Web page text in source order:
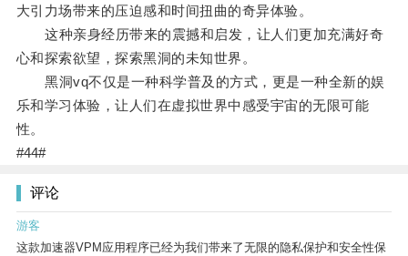
大引力场带来的压迫感和时间扭曲的奇异体验。
这种亲身经历带来的震撼和启发，让人们更加充满好奇
心和探索欲望，探索黑洞的未知世界。
黑洞vq不仅是一种科学普及的方式，更是一种全新的娱
乐和学习体验，让人们在虚拟世界中感受宇宙的无限可能
性。
#44#
评论
游客
这款加速器VPM应用程序已经为我们带来了无限的隐私保护和安全性保